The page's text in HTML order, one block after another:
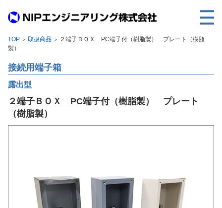
TOP
事業内容
取扱製品
各種実績
会社案内
建設サイト・シリーズの 個人データの共同利用について
個人情報保護方針
TOP ＞ 取扱商品 ＞
２端子ＢＯＸ PC端子付（樹脂製） プレート（樹脂
製）
接続用端子箱
露出型
２端子ＢＯＸ PC端子付（樹脂製） プレート
（樹脂製）